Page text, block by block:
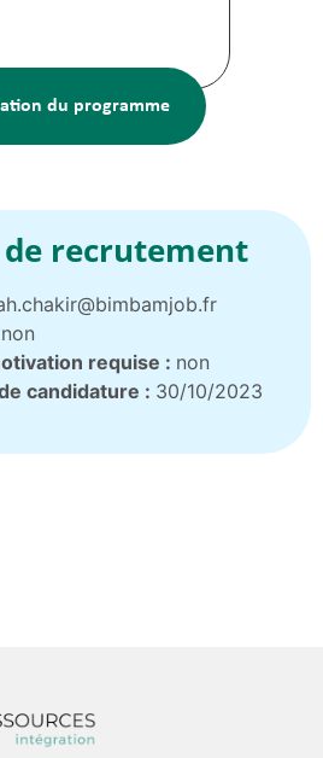
du programme
recrutement
non
requise : non
candidature : 30/10/2023